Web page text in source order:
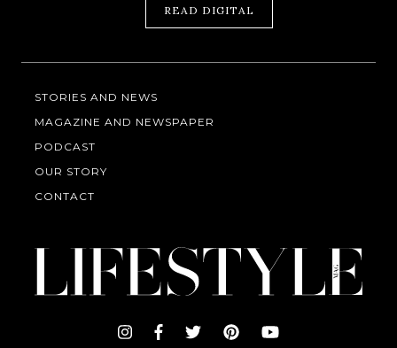
READ DIGITAL
STORIES AND NEWS
MAGAZINE AND NEWSPAPER
PODCAST
OUR STORY
CONTACT